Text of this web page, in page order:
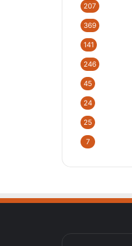
207
369
141
246
45
24
25
7